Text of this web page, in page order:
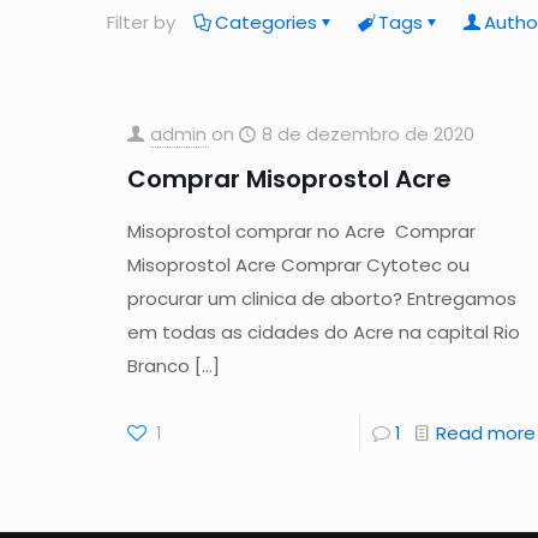
Filter by Categories Tags
admin on 8 de dezembro de 2020
Comprar Misoprostol Acre
Misoprostol comprar no Acre Comprar
Misoprostol Acre Comprar Cytotec ou
procurar um clinica de aborto? Entregamos
em todas as cidades do Acre na capital Rio
Branco […]
1 1 Read more